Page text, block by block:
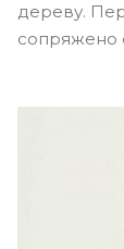
дереву.
сопряжено